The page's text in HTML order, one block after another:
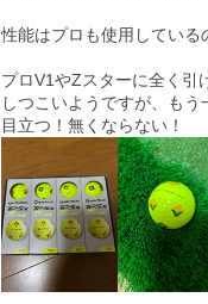
性能はプロも使用している
プロV1やZスターに全く引
しつこいようですが、もう
目立つ！無くならない！